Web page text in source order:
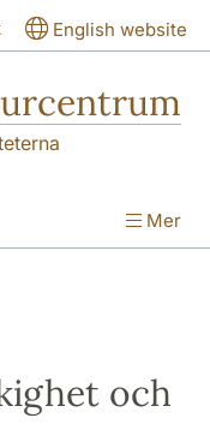
English website
Mer
och